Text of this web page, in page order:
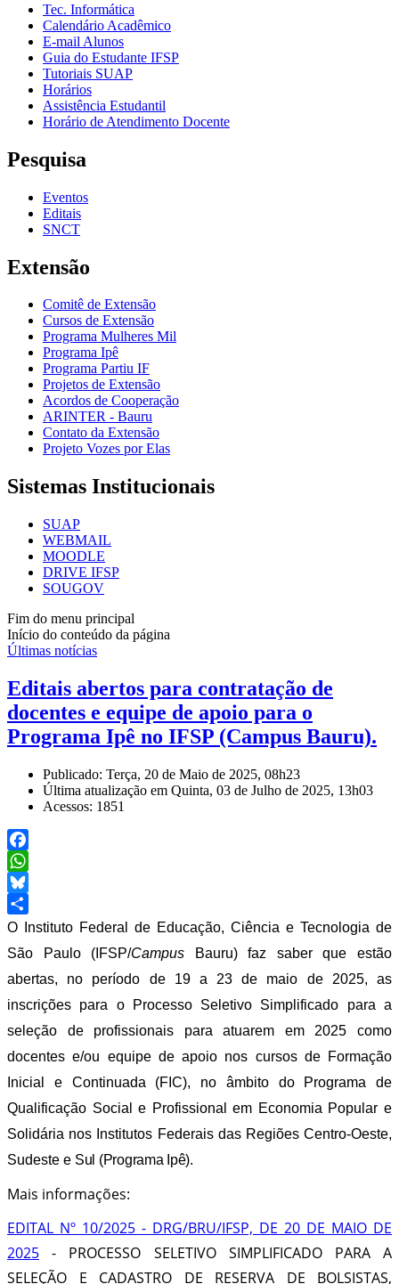
Tec. Informática
Calendário Acadêmico
E-mail Alunos
Guia do Estudante IFSP
Tutoriais SUAP
Horários
Assistência Estudantil
Horário de Atendimento Docente
Pesquisa
Eventos
Editais
SNCT
Extensão
Comitê de Extensão
Cursos de Extensão
Programa Mulheres Mil
Programa Ipê
Programa Partiu IF
Projetos de Extensão
Acordos de Cooperação
ARINTER - Bauru
Contato da Extensão
Projeto Vozes por Elas
Sistemas Institucionais
SUAP
WEBMAIL
MOODLE
DRIVE IFSP
SOUGOV
Fim do menu principal
Início do conteúdo da página
Últimas notícias
Editais abertos para contratação de
docentes e equipe de apoio para o
Programa Ipê no IFSP (Campus Bauru).
Publicado: Terça, 20 de Maio de 2025, 08h23
Última atualização em Quinta, 03 de Julho de 2025, 13h03
Acessos: 1851
Facebook
WhatsApp
Bluesky
Share
O
Instituto Federal de Educação, Ciência e Tecnologia de
São Paulo (IFSP/Campus Bauru) faz saber que estão
abertas, no período de 19 a 23 de maio de 2025, as
inscrições para o Processo Seletivo Simplificado para a
seleção de profissionais para atuarem em 2025 como
docentes e/ou equipe de apoio nos cursos de Formação
Inicial e Continuada (FIC), no âmbito do Programa de
Qualificação Social e Profissional em Economia Popular e
Solidária nos Institutos Federais das Regiões Centro-Oeste,
Sudeste e Sul (Programa Ipê).
Mais informações:
EDITAL Nº 10/2025 - DRG/BRU/IFSP, DE 20 DE MAIO DE
2025 - PROCESSO SELETIVO SIMPLIFICADO PARA A
SELEÇÃO E CADASTRO DE RESERVA DE BOLSISTAS,